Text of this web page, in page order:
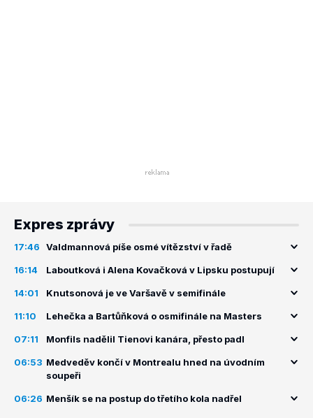
Expres zprávy
17:46 Valdmannová píše osmé vítězství v řadě
16:14 Laboutková i Alena Kovačková v Lipsku postupují
14:01 Knutsonová je ve Varšavě v semifinále
11:10 Lehečka a Bartůňková o osmifinále na Masters
07:11 Monfils nadělil Tienovi kanára, přesto padl
06:53 Medveděv končí v Montrealu hned na úvodním
soupeři
06:26 Menšík se na postup do třetího kola nadřel